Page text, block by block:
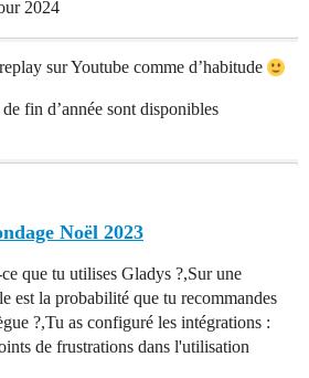
2024
sur Youtube comme d’habitude
fin d’année sont disponibles
Noël 2023
que tu utilises Gladys ?,Sur une
est la probabilité que tu recommandes
?,Tu as configuré les intégrations :
de frustrations dans l'utilisation